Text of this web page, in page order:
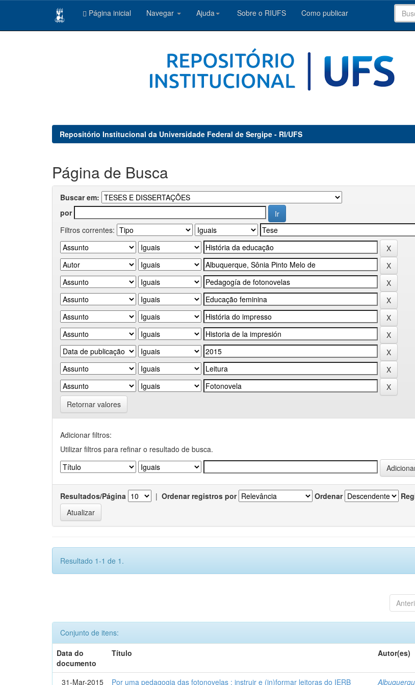
Página inicial Navegar Ajuda Sobre o RIUFS Como publicar
Repositório Institucional da Universidade Federal de Sergipe - RI/UFS
Página de Busca
Buscar em:
por
Filtros correntes:
Retornar valores
Adicionar filtros:
Utilizar filtros para refinar o resultado de busca.
Resultados/Página | Ordenar registros por Ordenar
Resultado 1-1 de 1.
Conjunto de itens:
Data do
documento
Título Autor(es)
31-Mar-2015 Por uma pedagogia das fotonovelas : instruir e (in)formar leitoras do IERB